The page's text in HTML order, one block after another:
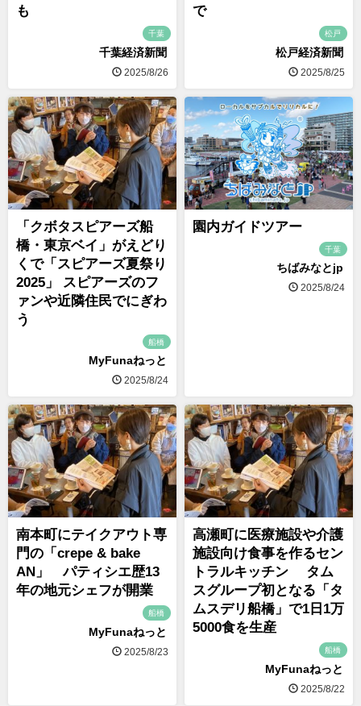
も
千葉
千葉経済新聞
2025/8/26
で
松戸
松戸経済新聞
2025/8/25
「クボタスピアーズ船
橋・東京ベイ」がえどり
くで「スピアーズ夏祭り
2025」 スピアーズのフ
ァンや近隣住民でにぎわ
う
船橋
MyFunaねっと
2025/8/24
園内ガイドツアー
千葉
ちばみなとjp
2025/8/24
南本町にテイクアウト専
門の「crepe & bake
AN」 パティシエ歴13
年の地元シェフが開業
船橋
MyFunaねっと
2025/8/23
高瀬町に医療施設や介護
施設向け食事を作るセン
トラルキッチン タム
スグループ初となる「タ
ムスデリ船橋」で1日1万
5000食を生産
船橋
MyFunaねっと
2025/8/22